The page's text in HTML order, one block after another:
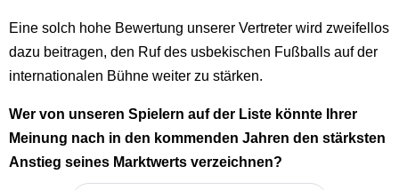
Eine solch hohe Bewertung unserer Vertreter wird zweifellos
dazu beitragen, den Ruf des usbekischen Fußballs auf der
internationalen Bühne weiter zu stärken.
Wer von unseren Spielern auf der Liste könnte Ihrer
Meinung nach in den kommenden Jahren den stärksten
Anstieg seines Marktwerts verzeichnen?